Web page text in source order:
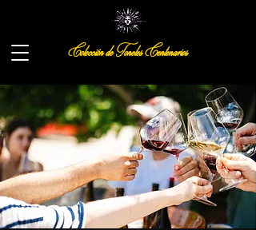
Colección de Toneles Centenarios